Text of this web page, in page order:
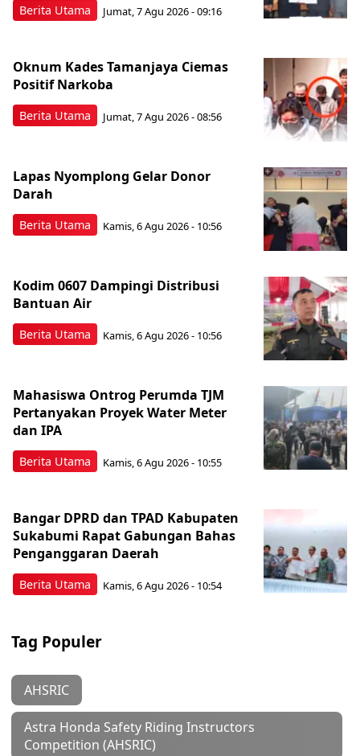
Berita Utama Jumat, 7 Agu 2026 - 09:16
Berita Utama
Oknum Kades Tamanjaya Ciemas
Positif Narkoba
Jumat, 7 Agu 2026 - 08:56
Berita Utama
Lapas Nyomplong Gelar Donor
Darah
Kamis, 6 Agu 2026 - 10:56
Berita Utama
Kodim 0607 Dampingi Distribusi
Bantuan Air
Kamis, 6 Agu 2026 - 10:56
Berita Utama
Mahasiswa Ontrog Perumda TJM
Pertanyakan Proyek Water Meter
dan IPA
Kamis, 6 Agu 2026 - 10:55
Berita Utama
Bangar DPRD dan TPAD Kabupaten
Sukabumi Rapat Gabungan Bahas
Penganggaran Daerah
Kamis, 6 Agu 2026 - 10:54
Tag Populer
AHSRIC
Astra Honda Safety Riding Instructors
Competition (AHSRIC)